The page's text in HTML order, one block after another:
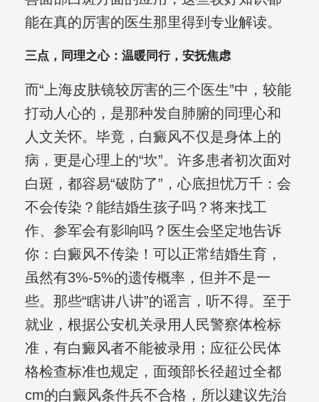
能在真的厉害的医生那里得到专业解读。
三点，同理之心：温暖同行，安抚焦虑
而“上海皮肤镜较厉害的三个医生”中，较能
打动人心的，是那种发自肺腑的同理心和
人文关怀。毕竟，白癜风不仅是身体上的
病，更是心理上的“坎”。许多患者初次面对
白斑，都容易“破防了”，心底担忧万千：会
不会传染？能结婚生孩子吗？将来找工
作、参军会有影响吗？医生会坚定地告诉
你：白癜风不传染！可以正常结婚生育，
虽然有3%-5%的遗传概率，但并不是一
些。那些“瞎讲八讲”的谣言，听不得。至于
就业，根据公安机关录用人民警察体检标
准，有白癜风者不能被录用；应征公民体
格检查标准也规定，面颈部长径超过全都
cm的白癜风条件兵不合格，所以建议先治